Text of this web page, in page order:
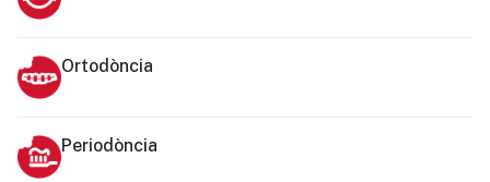
Ortodòncia
Periodòncia